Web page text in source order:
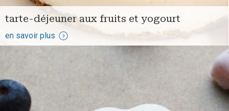
tarte-déjeuner aux fruits et yogourt
en savoir plus